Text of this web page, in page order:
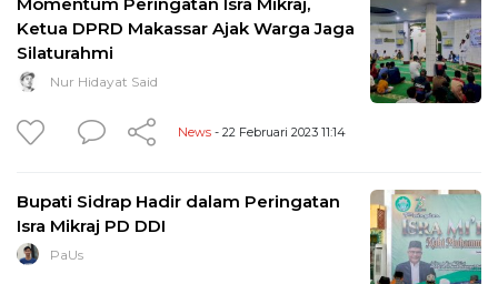
Ketua DPRD Makassar Ajak Warga Jaga
Silaturahmi
Nur Hidayat Said
News - 22 Februari 2023 11:14
Bupati Sidrap Hadir dalam Peringatan
Isra Mikraj PD DDI
PaUs